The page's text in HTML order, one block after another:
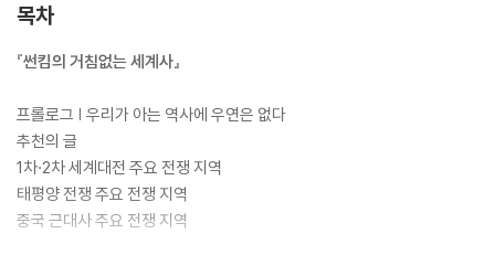
역사는 지루하다? 많은 사람들이 역사를 어렵고 따분하게 생각하는 것은
사 이야기는 달라진다. 탁월한 스토리텔러이자 베스트셀러 작가 썬킴과 함
께 완전히 새로운 역사 여행을 떠나보자. 한 편의 영화를 감상하듯 술술 읽
다 보면 외우지 않아도 세계사, 중국사의 흐름이 생생하게 기억에 남는다.
『썬킴의 거침없는 세계사』는 네이버 오디오클립 인기 콘텐츠 [썬킴의 세
계사 완전정복]으로 연재했던 내용 중 1차 세계대전, 2차 세계대전, 태평
목차
『썬킴의 거침없는 세계사』
프롤로그 | 우리가 아는 역사에 우연은 없다
추천의 글
1차·2차 세계대전 주요 전쟁 지역
태평양 전쟁 주요 전쟁 지역
중국 근대사 주요 전쟁 지역